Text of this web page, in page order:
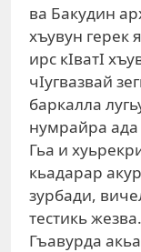
ва Бакудин
хъувун герек
ирс кIватI
чIугвазвай
баркалла
нумрайра ада
Гьа и
кьадарар
зурбади,
тестикь
Гъавурда